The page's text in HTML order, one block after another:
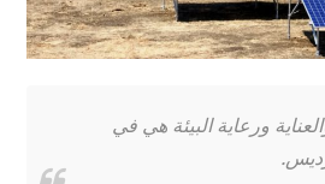
ورعاية البيئة هي في